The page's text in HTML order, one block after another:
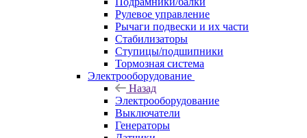
Рулевое управление
Рычаги подвески и их части
Стабилизаторы
Ступицы/подшипники
Тормозная система
Электрооборудование
Назад
Электрооборудование
Выключатели
Генераторы